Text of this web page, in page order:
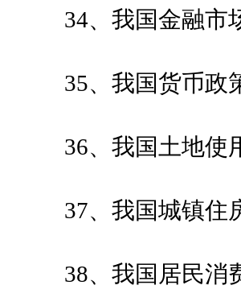
34、我国金融市
35、我国货币政
36、我国土地使
37、我国城镇住
38、我国居民消